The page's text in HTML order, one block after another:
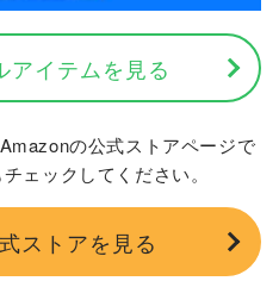
アイテムを見る
の公式ストアページで
ェックしてください。
ストアを見る